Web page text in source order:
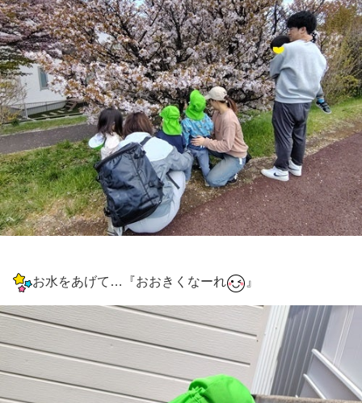
お水をあげて…『おおきくなーれ 』